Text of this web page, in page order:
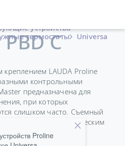
устройства
термостаты Universa
C
креплением LAUDA Proline
контрольными
предназначена для
при которых
слишком часто. Съемный
оснащен графическим
в управлении и
Proline